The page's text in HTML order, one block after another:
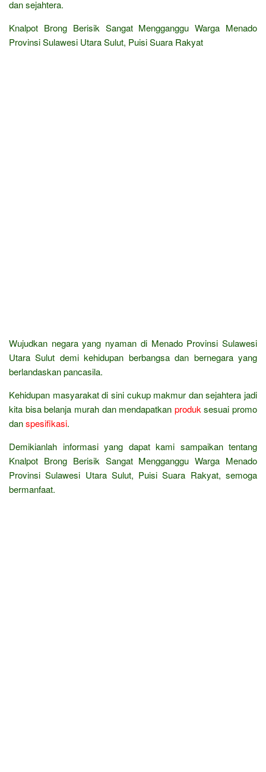
dan sejahtera.
Knalpot Brong Berisik Sangat Mengganggu Warga Menado
Provinsi Sulawesi Utara Sulut, Puisi Suara Rakyat
Wujudkan negara yang nyaman di Menado Provinsi Sulawesi
Utara Sulut demi kehidupan berbangsa dan bernegara yang
berlandaskan pancasila.
Kehidupan masyarakat di sini cukup makmur dan sejahtera jadi
kita bisa belanja murah dan mendapatkan produk sesuai promo
danspesifikasi.
Demikianlah informasi yang dapat kami sampaikan tentang
Knalpot Brong Berisik Sangat Mengganggu Warga Menado
Provinsi Sulawesi Utara Sulut, Puisi Suara Rakyat, semoga
bermanfaat.